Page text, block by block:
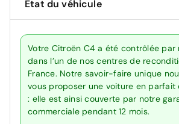
État du véhicule
Votre Citroën C4 a été contrôlée par
dans l’un de nos centres de
France. Notre savoir-faire unique
vous proposer une voiture en parfait
: elle est ainsi couverte par notre
commerciale pendant 12 mois.